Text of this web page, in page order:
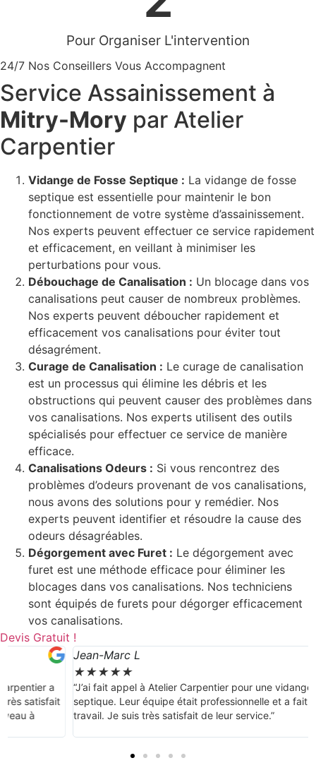
Pour Organiser L'intervention
24/7 Nos Conseillers Vous Accompagnent
Service Assainissement à
Mitry-Mory par Atelier
Carpentier
Vidange de Fosse Septique : La vidange de fosse
septique est essentielle pour maintenir le bon
fonctionnement de votre système d’assainissement.
Nos experts peuvent effectuer ce service rapidement
et efficacement, en veillant à minimiser les
perturbations pour vous.
Débouchage de Canalisation : Un blocage dans vos
canalisations peut causer de nombreux problèmes.
Nos experts peuvent déboucher rapidement et
efficacement vos canalisations pour éviter tout
désagrément.
Curage de Canalisation : Le curage de canalisation
est un processus qui élimine les débris et les
obstructions qui peuvent causer des problèmes dans
vos canalisations. Nos experts utilisent des outils
spécialisés pour effectuer ce service de manière
efficace.
Canalisations Odeurs : Si vous rencontrez des
problèmes d’odeurs provenant de vos canalisations,
nous avons des solutions pour y remédier. Nos
experts peuvent identifier et résoudre la cause des
odeurs désagréables.
Dégorgement avec Furet : Le dégorgement avec
furet est une méthode efficace pour éliminer les
blocages dans vos canalisations. Nos techniciens
sont équipés de furets pour dégorger efficacement
vos canalisations.
Devis Gratuit !
Jean-Marc L
“J’ai fait appel à Atelier Carpentier pour une vidange de fosse
septique. Leur équipe était professionnelle et a fait un excellent
travail. Je suis très satisfait de leur service.”